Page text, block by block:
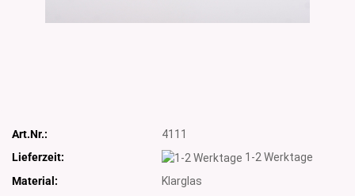
Art.Nr.:
4111
Lieferzeit:
1-2 Werktage
Material:
Klarglas